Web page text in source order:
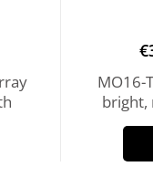
€
MO16-
bright,